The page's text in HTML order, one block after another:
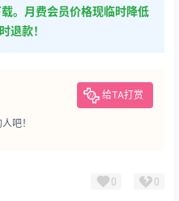
。月费会员价格现临时降低
退款！
给TA打赏
吧！
0 0